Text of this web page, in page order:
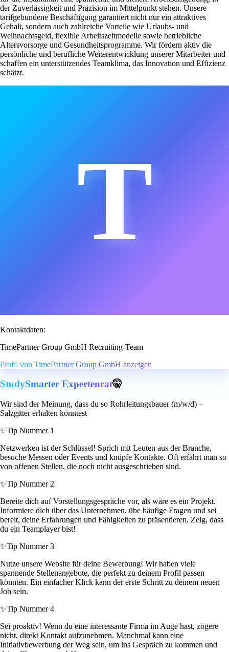
der Zuverlässigkeit und Präzision im Mittelpunkt stehen. Unsere
tarifgebundene Beschäftigung garantiert nicht nur ein attraktives
Gehalt, sondern auch zahlreiche Vorteile wie Urlaubs- und
Weihnachtsgeld, flexible Arbeitszeitmodelle sowie betriebliche
Altersvorsorge und Gesundheitsprogramme. Wir fördern aktiv die
persönliche und berufliche Weiterentwicklung unserer Mitarbeiter und
schaffen ein unterstützendes Teamklima, das Innovation und Effizienz
schätzt.
T
Kontaktdaten:
TimePartner Group GmbH Recruiting-Team
Profil von TimePartner Group GmbH anzeigen
StudySmarter Expertenrat🤫
Wir sind der Meinung, dass du so Rohrleitungsbauer (m/w/d) –
Salzgitter erhalten könntest
✨Tip Nummer 1
Netzwerken ist der Schlüssel! Sprich mit Leuten aus der Branche,
besuche Messen oder Events und knüpfe Kontakte. Oft erfährt man so
von offenen Stellen, die noch nicht ausgeschrieben sind.
✨Tip Nummer 2
Bereite dich auf Vorstellungsgespräche vor, als wäre es ein Projekt.
Informiere dich über das Unternehmen, übe häufige Fragen und sei
bereit, deine Erfahrungen und Fähigkeiten zu präsentieren. Zeig, dass
du ein Teamplayer bist!
✨Tip Nummer 3
Nutze unsere Website für deine Bewerbung! Wir haben viele
spannende Stellenangebote, die perfekt zu deinem Profil passen
könnten. Ein einfacher Klick kann der erste Schritt zu deinem neuen
Job sein.
✨Tip Nummer 4
Sei proaktiv! Wenn du eine interessante Firma im Auge hast, zögere
nicht, direkt Kontakt aufzunehmen. Manchmal kann eine
Initiativbewerbung der Weg sein, um ins Gespräch zu kommen und